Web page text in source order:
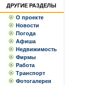
ДРУГИЕ РАЗДЕЛЫ
О проекте
Новости
Погода
Афиша
Недвижимость
Фирмы
Работа
Транспорт
Фотогалерея